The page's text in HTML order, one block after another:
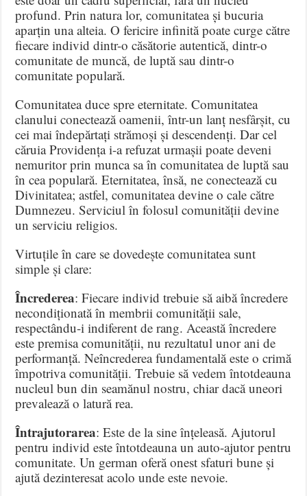
profund.Prin natura lor, comunitatea și bucuria
aparțin una alteia.O fericire infinită poate curge către
fiecare individ dintr-o căsătorie autentică, dintr-o
comunitate de muncă, de luptă sau dintr-o
comunitate populară.
Comunitatea duce spre eternitate.Comunitatea
clanului conectează oamenii, într-un lanț nesfârșit, cu
cei mai îndepărtați strămoși și descendenți.Dar cel
căruia Providența i-a refuzat urmașii poate deveni
nemuritor prin munca sa în comunitatea de luptă sau
în cea populară.Eternitatea, însă, ne conectează cu
Divinitatea; astfel, comunitatea devine o cale către
Dumnezeu.Serviciul în folosul comunității devine
un serviciu religios.
Virtuțile în care se dovedește comunitatea sunt
simple și clare:
Încrederea: Fiecare individ trebuie să aibă încredere
necondiționată în membrii comunității sale,
respectându-i indiferent de rang.Această încredere
este premisa comunității, nu rezultatul unor ani de
performanță.Neîncrederea fundamentală este o crimă
împotriva comunității.Trebuie să vedem întotdeauna
nucleul bun din seamănul nostru, chiar dacă uneori
prevalează o latură rea.
Întrajutorarea: Este de la sine înțeleasă.Ajutorul
pentru individ este întotdeauna un auto-ajutor pentru
comunitate.Un german oferă onest sfaturi bune și
ajută dezinteresat acolo unde este nevoie.